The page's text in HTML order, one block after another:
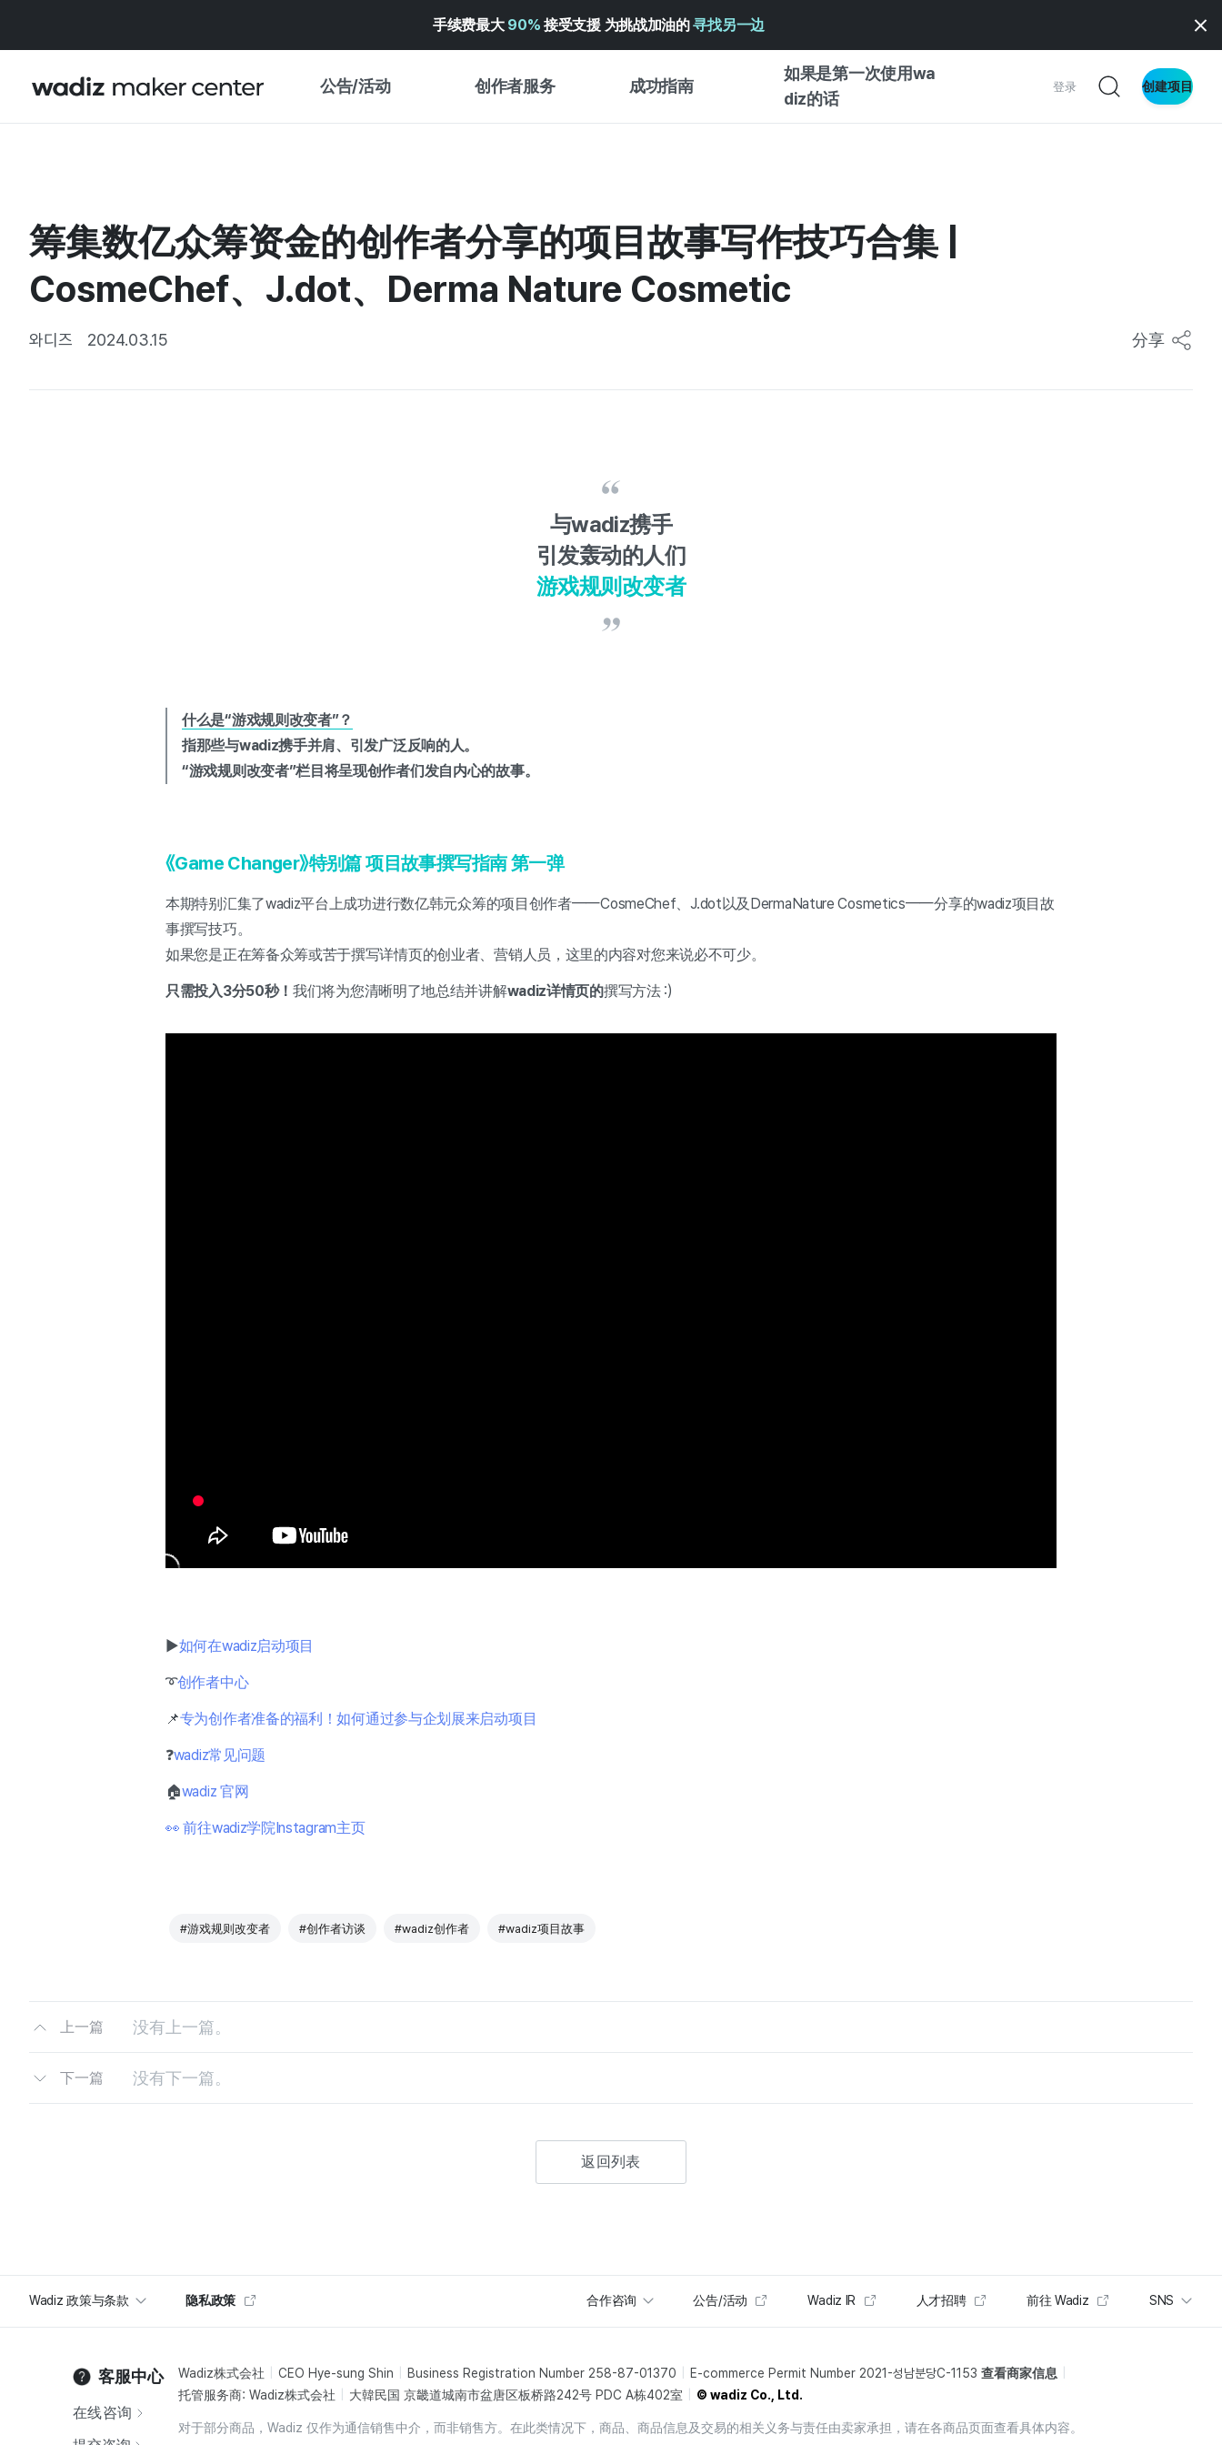
手续费最大 90% 接受支援 为挑战加油的寻找另一边
公告/活动 创作者服务 成功指南
如果是第一次使用wa
diz的话
登录 创建项目
我的 WADIZ
重要更新
新闻稿
特展日历
信任中心
帮助中心 ↗︎
WADIZ 奖励 ↗︎
WADIZ SCHOOL
成功项目故事
面向全球创客
体验型
创作型
商务型
筹集数亿众筹资金的创作者分享的项目故事写作技巧合集 |
CosmeChef、J.dot、Derma Nature Cosmetic
와디즈 2024.03.15 分享
与wadiz携手
引发轰动的人们
游戏规则改变者
什么是“游戏规则改变者”？
指那些与wadiz携手并肩、引发广泛反响的人。
“游戏规则改变者”栏目将呈现创作者们发自内心的故事。
《Game Changer》特别篇项目故事撰写指南 第一弹
本期特别汇集了wadiz平台上成功进行数亿韩元众筹的项目创作者——CosmeChef、J.dot以及DermaNature Cosmetics——分享的wadiz项目故
事撰写技巧。
如果您是正在筹备众筹或苦于撰写详情页的创业者、营销人员，这里的内容对您来说必不可少。
只需投入3分50秒！ 我们将为您清晰明了地总结并讲解wadiz详情页的撰写方法 :)
▶如何在wadiz启动项目
➰创作者中心
📌专为创作者准备的福利！如何通过参与企划展来启动项目
❓wadiz常见问题
🏠wadiz 官网
👀 前往wadiz学院Instagram主页
#游戏规则改变者 #创作者访谈 #wadiz创作者 #wadiz项目故事
上一篇 没有上一篇。
下一篇 没有下一篇。
返回列表
Wadiz 政策与条款 隐私政策 合作咨询 公告/活动 Wadiz IR 人才招聘 前往 Wadiz SNS
客服中心
在线咨询
Wadiz株式会社 CEO Hye-sung Shin Business Registration Number 258-87-01370 E-commerce Permit Number 2021-성남분당C-1153 查看商家信息
托管服务商: Wadiz株式会社
大韓民国 京畿道城南市盆唐区板桥路242号 PDC A栋402室 © wadiz Co., Ltd.
对于部分商品，Wadiz 仅作为通信销售中介，而非销售方。在此类情况下，商品、商品信息及交易的相关义务与责任由卖家承担，请在各商品页面查看具体内容。